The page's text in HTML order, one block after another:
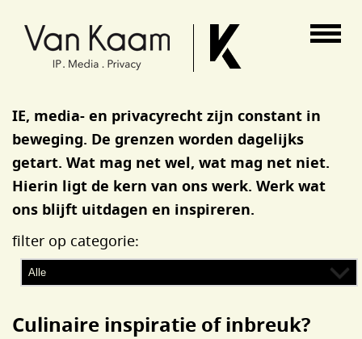
IE, media- en privacyrecht zijn constant in
beweging. De grenzen worden dagelijks
getart. Wat mag net wel, wat mag net niet.
Hierin ligt de kern van ons werk. Werk wat
ons blijft uitdagen en inspireren.
filter op categorie:
Culinaire inspiratie of inbreuk?